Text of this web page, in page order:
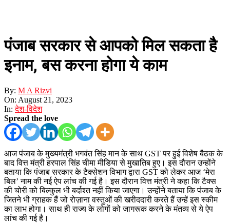
पंजाब सरकार से आपको मिल सकता है
इनाम, बस करना होगा ये काम
By: M A Rizvi
On: August 21, 2023
In: देश-विदेश
Spread the love
आज पंजाब के मुख्यमंत्री भगवंत सिंह मान के साथ GST पर हुई विशेष बैठक के
बाद वित्त मंत्री हरपाल सिंह चीमा मीडिया से मुखातिब हुए। इस दौरान उन्होंने
बताया कि पंजाब सरकार के टैक्सेशन विभाग द्वारा GST को लेकर आज ‘मेरा
बिल’ नाम की नई ऐप लांच की गई है। इस दौरान वित्त मंत्री ने कहा कि टैक्स
की चोरी को बिल्कुल भी बर्दाश्त नहीं किया जाएगा। उन्होंने बताया कि पंजाब के
जितने भी ग्राहक हैं जो रोज़ाना वस्तुओं की खरीददारी करते हैं उन्हें इस स्कीम
का लाभ होगा। साथ ही राज्य के लोगों को जागरूक करने के मंतव्य से ये ऐप
लांच की गई है।